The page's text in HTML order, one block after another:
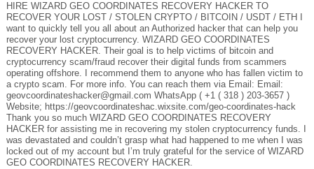
HIRE WIZARD GEO COORDINATES RECOVERY HACKER TO
RECOVER YOUR LOST / STOLEN CRYPTO / BITCOIN / USDT / ETH I
want to quickly tell you all about an Authorized hacker that can help you
recover your lost cryptocurrency. WIZARD GEO COORDINATES
RECOVERY HACKER. Their goal is to help victims of bitcoin and
cryptocurrency scam/fraud recover their digital funds from scammers
operating offshore. I recommend them to anyone who has fallen victim to
a crypto scam. For more info. You can reach them via Email: Email:
geovcoordinateshacker@gmail.com WhatsApp ( +1 ( 318 ) 203-3657 )
Website; https://geovcoordinateshac.wixsite.com/geo-coordinates-hack
Thank you so much WIZARD GEO COORDINATES RECOVERY
HACKER for assisting me in recovering my stolen cryptocurrency funds. I
was devastated and couldn’t grasp what had happened to me when I was
locked out of my account but I’m truly grateful for the service of WIZARD
GEO COORDINATES RECOVERY HACKER.